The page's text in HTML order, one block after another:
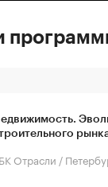
Отрасли /